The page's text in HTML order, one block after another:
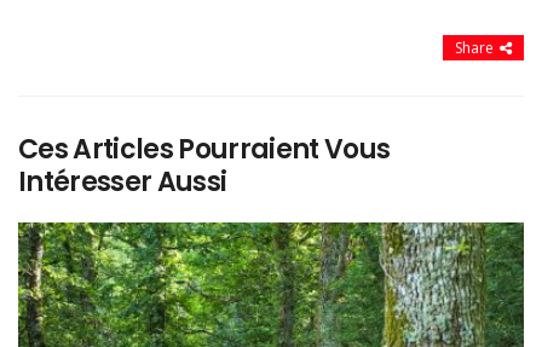
Share
Ces Articles Pourraient Vous
Intéresser Aussi